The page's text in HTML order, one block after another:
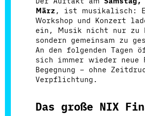
März , ist musikalisch:
Workshop und Konzert
ein, Musik nicht nur zu
sondern gemeinsam zu
An den folgenden Tagen
sich immer wieder neue
Begegnung – ohne
Verpflichtung.
Das große NIX